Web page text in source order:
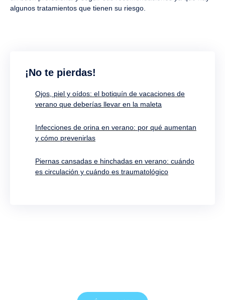
algunos tratamientos que tienen su riesgo.
¡No te pierdas!
Ojos, piel y oídos: el botiquín de vacaciones de
verano que deberías llevar en la maleta
Infecciones de orina en verano: por qué aumentan
y cómo prevenirlas
Piernas cansadas e hinchadas en verano: cuándo
es circulación y cuándo es traumatológico